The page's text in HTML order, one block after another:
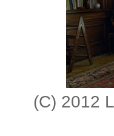
(C) 2012